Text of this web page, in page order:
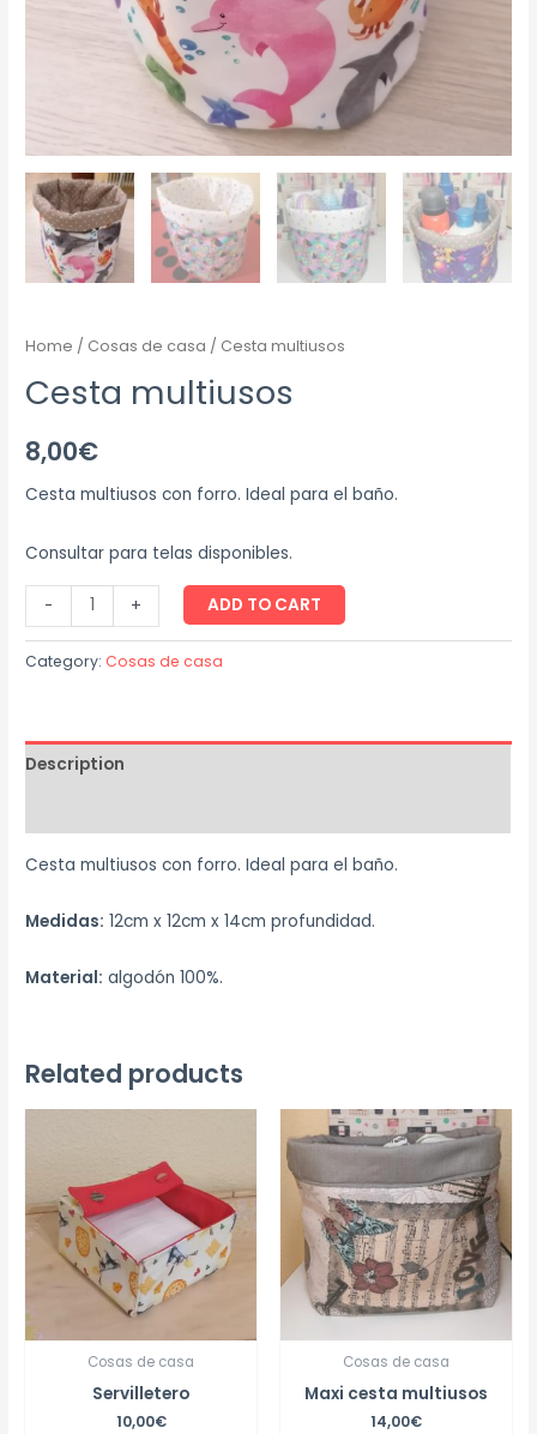
Home / Cosas de casa / Cesta multiusos
Cesta multiusos
8,00€
Cesta multiusos con forro. Ideal para el baño.
Consultar para telas disponibles.
- + ADD TO CART
Category: Cosas de casa
Description
Cesta multiusos con forro. Ideal para el baño.
Medidas: 12cm x 12cm x 14cm profundidad.
Material: algodón 100%.
Related products
Cosas de casa
Servilletero
10,00€
Cosas de casa
Maxi cesta multiusos
14,00€